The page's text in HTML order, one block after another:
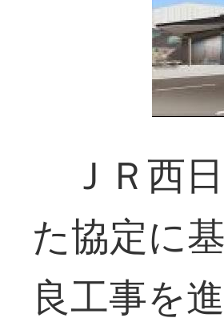
ＪＲ西
た協定に
良工事を